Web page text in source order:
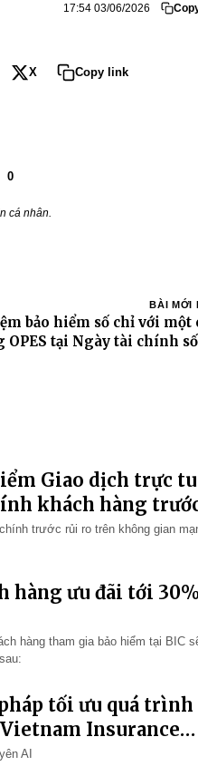
17:54 03/06/2026
X Copy link
0
cá nhân.
BÀI MỚI
bảo hiểm số chỉ với một
OPES tại Ngày tài chính
Giao dịch trực
khách hàng
trước rủi ro trên không gian
hàng ưu đãi tới
hàng tham gia bảo hiểm tại BIC
tối ưu quá
Insurance
AI